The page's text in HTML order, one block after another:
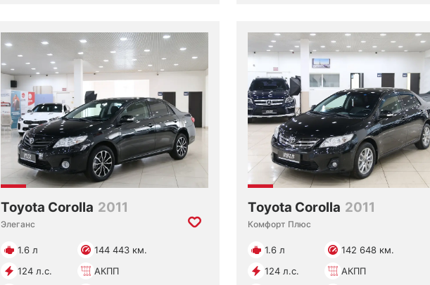
Toyota Corolla 2011
Элеганс
1.6 л
144 443 км.
124 л.с.
АКПП
Toyota Corolla 2011
Комфорт Плюс
1.6 л
142 648 км.
124 л.с.
АКПП